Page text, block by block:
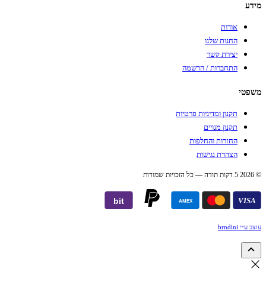
מידע
אודות
החנות שלנו
יצירת קשר
התחברות / הרשמה
משפטי
תקנון ומדיניות פרטיות
תקנון מנויים
החזרות והחלפות
הצהרת נגישות
© 2026 5 דקות תודה — כל הזכויות שמורות
VISA
AMEX
bit
עוצב ע״י brndini